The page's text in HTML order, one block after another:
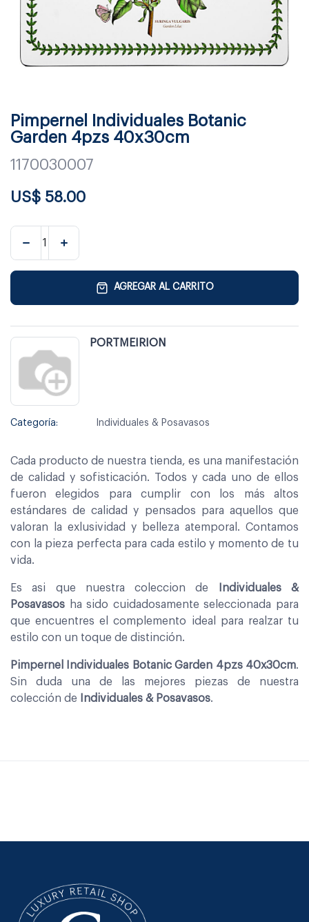
Pimpernel Individuales Botanic
Garden 4pzs 40x30cm
1170030007
US$ 58.00
AGREGAR AL CARRITO
PORTMEIRION
Categoría: Individuales & Posavasos
Cada producto de nuestra tienda, es una manifestación
de calidad y sofisticación. Todos y cada uno de ellos
fueron elegidos para cumplir con los más altos
estándares de calidad y pensados para aquellos que
valoran la exlusividad y belleza atemporal. Contamos
con la pieza perfecta para cada estilo y momento de tu
vida.
Es asi que nuestra coleccion de
Individuales &
Posavasos ha sido cuidadosamente seleccionada para
que encuentres el complemento ideal para realzar tu
estilo con un toque de distinción.
Pimpernel Individuales Botanic Garden 4pzs 40x30cm.
Sin duda una de las mejores piezas de nuestra
colección de
Individuales & Posavasos.